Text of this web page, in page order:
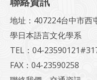
地址：407224台中市西
學日本語言文化學系
TEL：04-
FAX：04-23590258